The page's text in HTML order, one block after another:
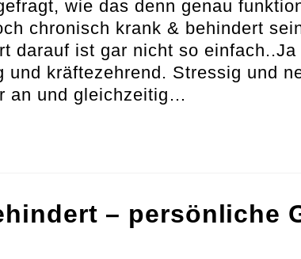
wie das denn genau
chronisch krank & behindert
darauf ist gar nicht so
und kräftezehrend. Stressig und
an und gleichzeitig…
– persönliche